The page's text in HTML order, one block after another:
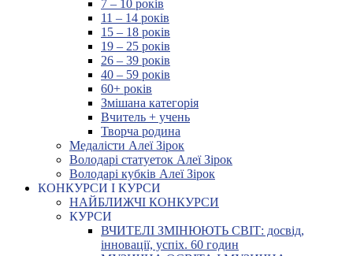
7 – 10 років
11 – 14 років
15 – 18 років
19 – 25 років
26 – 39 років
40 – 59 років
60+ років
Змішана категорія
Вчитель + учень
Творча родина
Медалісти Алеї Зірок
Володарі статуеток Алеї Зірок
Володарі кубків Алеї Зірок
КОНКУРСИ І КУРСИ
НАЙБЛИЖЧІ КОНКУРСИ
КУРСИ
ВЧИТЕЛІ ЗМІНЮЮТЬ СВІТ: досвід,
інновації, успіх. 60 годин